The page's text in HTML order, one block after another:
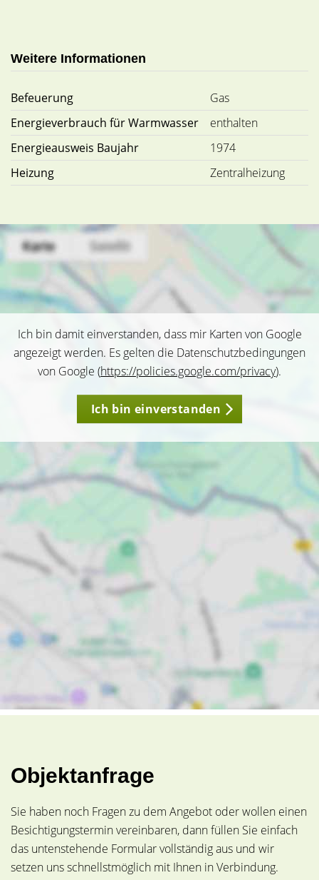
Weitere Informationen
Befeuerung
Gas
Energieverbrauch für Warmwasser
enthalten
Energieausweis Baujahr
1974
Heizung
Zentralheizung
Ich bin damit einverstanden, dass mir Karten von Google
angezeigt werden. Es gelten die Datenschutzbedingungen
von Google (https://policies.google.com/privacy).
Ich bin einverstanden
Objektanfrage
Sie haben noch Fragen zu dem Angebot oder wollen einen
Besichtigungstermin vereinbaren, dann füllen Sie einfach
das untenstehende Formular vollständig aus und wir
setzen uns schnellstmöglich mit Ihnen in Verbindung.